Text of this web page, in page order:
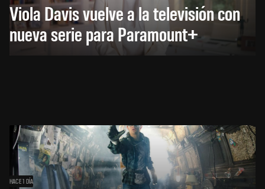
Viola Davis vuelve a la televisión con
nueva serie para Paramount+
HACE 1 DÍA